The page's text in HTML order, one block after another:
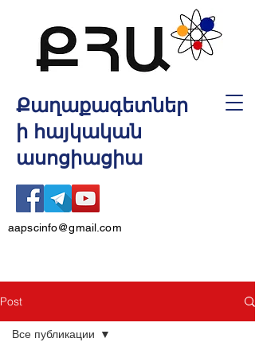
Քաղաքագետներ
ի հայկական
ասոցիացիա
aapscinfo@gmail.com
Post
Все публикации